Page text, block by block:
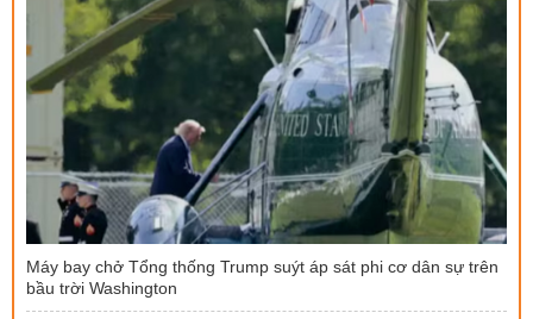
Máy bay chở Tổng thống Trump suýt áp sát phi cơ dân sự trên
bầu trời Washington